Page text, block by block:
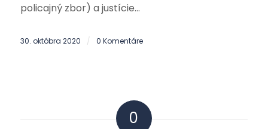
policajný zbor) a justície…
30. októbra 2020 / 0 Komentáre
0